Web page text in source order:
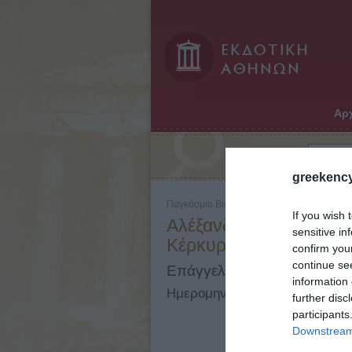
If you wish
sensitive
confirm
continue
information
further
Παγκόσμιο Βιογραφικό Λεξικό - Τόμος: 1 -
Αλέξανδρος (κοσμ.
Κέρκυρα, 1942)
Επάγγελμα: Αρχιεπίσκοπος
Ημερομηνίες: 1876 - 1942